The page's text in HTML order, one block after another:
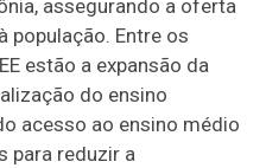
assegurando a oferta
população. Entre os
estão a expansão da
do ensino
acesso ao ensino médio
para reduzir a